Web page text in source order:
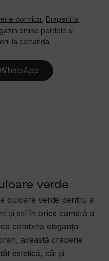
dormitor, Draperii la
online perdele si
la comanda
verde
culoare verde pentru a
și stil în orice cameră a
combină eleganța
această draperie
estetică, cât și